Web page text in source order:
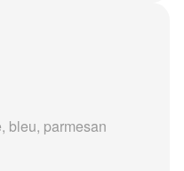
bleu, parmesan